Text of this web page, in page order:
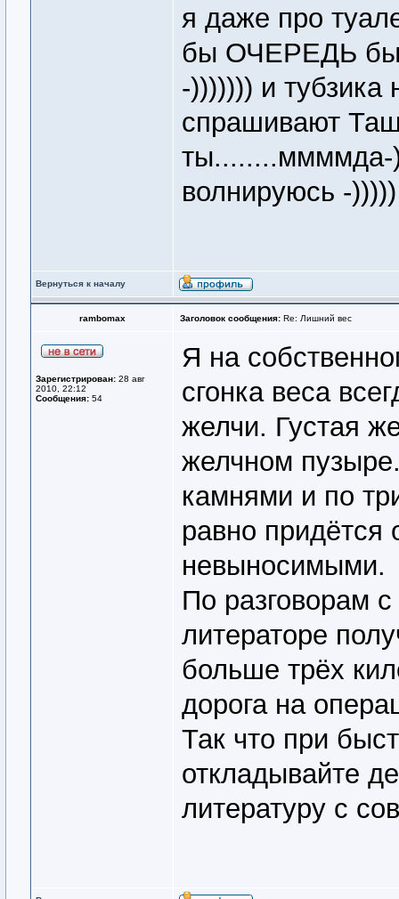
я даже про
бы ОЧЕРЕДЬ
-))))))) и тубзика
спрашивают
ты........ммммда-)
волнируюсь -)))))
Вернуться к началу
rambomax Заголовок сообщения: Re: Лишний вес
Зарегистрирован: 28 авг
2010, 22:12
Сообщения: 54
Я на
сгонка веса
желчи. Густая
желчном
камнями и по
равно придётся
невыносимыми.
По разговорам
литераторе
больше трёх
дорога на
Так что при
откладывайте
литературу с